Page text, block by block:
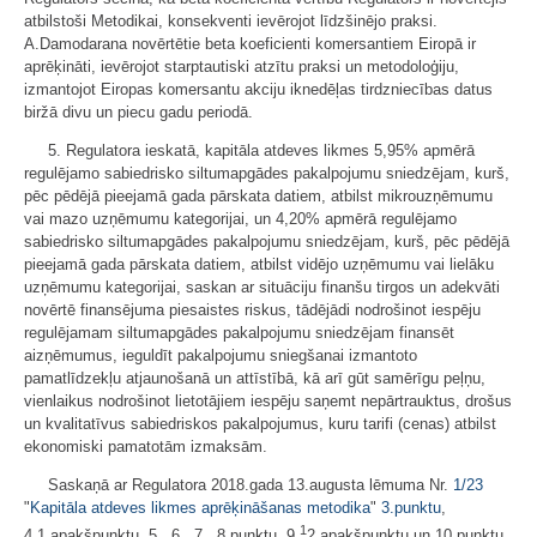
atbilstoši Metodikai, konsekventi ievērojot līdzšinējo praksi.
A.Damodarana novērtētie beta koeficienti komersantiem Eiropā ir
aprēķināti, ievērojot starptautiski atzītu praksi un metodoloģiju,
izmantojot Eiropas komersantu akciju iknedēļas tirdzniecības datus
biržā divu un piecu gadu periodā.
5. Regulatora ieskatā, kapitāla atdeves likmes 5,95% apmērā
regulējamo sabiedrisko siltumapgādes pakalpojumu sniedzējam, kurš,
pēc pēdējā pieejamā gada pārskata datiem, atbilst mikrouzņēmumu
vai mazo uzņēmumu kategorijai, un 4,20% apmērā regulējamo
sabiedrisko siltumapgādes pakalpojumu sniedzējam, kurš, pēc pēdējā
pieejamā gada pārskata datiem, atbilst vidējo uzņēmumu vai lielāku
uzņēmumu kategorijai, saskan ar situāciju finanšu tirgos un adekvāti
novērtē finansējuma piesaistes riskus, tādējādi nodrošinot iespēju
regulējamam siltumapgādes pakalpojumu sniedzējam finansēt
aizņēmumus, ieguldīt pakalpojumu sniegšanai izmantoto
pamatlīdzekļu atjaunošanā un attīstībā, kā arī gūt samērīgu peļņu,
vienlaikus nodrošinot lietotājiem iespēju saņemt nepārtrauktus, drošus
un kvalitatīvus sabiedriskos pakalpojumus, kuru tarifi (cenas) atbilst
ekonomiski pamatotām izmaksām.
Saskaņā ar Regulatora 2018.gada 13.augusta lēmuma Nr. 1/23
" Kapitāla atdeves likmes aprēķināšanas metodika" 3.punktu
1